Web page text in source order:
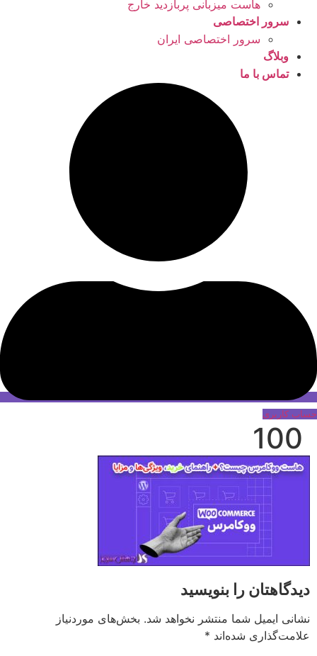
هاست میزبانی پربازدید خارج
سرور اختصاصی
سرور اختصاصی ایران
وبلاگ
تماس با ما
حساب کاربری
100
دیدگاهتان را بنویسید
نشانی ایمیل شما منتشر نخواهد شد. بخش‌های موردنیاز
علامت‌گذاری شده‌اند *